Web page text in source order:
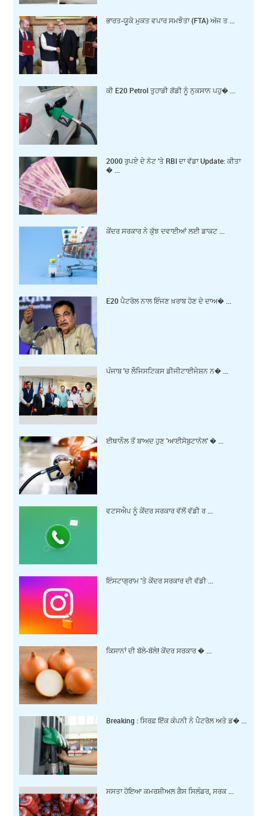
ਭਾਰਤ-ਯੂਕੇ ਮੁਕਤ ਵਪਾਰ ਸਮਝੌਤਾ (FTA) ਅੱਜ ਤ ...
ਕੀ E20 Petrol ਤੁਹਾਡੀ ਗੱਡੀ ਨੂੰ ਨੁਕਸਾਨ ਪਹੁ� ...
2000 ਰੁਪਏ ਦੇ ਨੋਟ 'ਤੇ RBI ਦਾ ਵੱਡਾ Update: ਕੀਤਾ
� ...
ਕੇਂਦਰ ਸਰਕਾਰ ਨੇ ਕੁੱਝ ਦਵਾਈਆਂ ਲਈ ਡਾਕਟ ...
E20 ਪੈਟਰੋਲ ਨਾਲ ਇੰਜਣ ਖ਼ਰਾਬ ਹੋਣ ਦੇ ਦਾਅ� ...
ਪੰਜਾਬ 'ਚ ਲੌਜਿਸਟਿਕਸ ਡੀਜੀਟਾਈਜੇਸ਼ਨ ਨ� ...
ਈਥਾਨੌਲ ਤੋਂ ਬਾਅਦ ਹੁਣ 'ਆਈਸੋਬੁਟਾਨੋਲ' � ...
ਵਟਸਐਪ ਨੂੰ ਕੇਂਦਰ ਸਰਕਾਰ ਵੱਲੋਂ ਵੱਡੀ ਰ ...
ਇੰਸਟਾਗ੍ਰਾਮ 'ਤੇ ਕੇਂਦਰ ਸਰਕਾਰ ਦੀ ਵੱਡੀ ...
ਕਿਸਾਨਾਂ ਦੀ ਬੱਲੇ-ਬੱਲੇ! ਕੇਂਦਰ ਸਰਕਾਰ � ...
Breaking : ਸਿਰਫ਼ ਇੱਕ ਕੰਪਨੀ ਨੇ ਪੈਟਰੋਲ ਅਤੇ ਡ� ...
ਸਸਤਾ ਹੋਇਆ ਕਮਰਸ਼ੀਅਲ ਗੈਸ ਸਿਲੰਡਰ, ਸਰਕ ...